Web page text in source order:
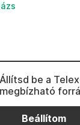
Állítsd be a
megbízható
Beállítom